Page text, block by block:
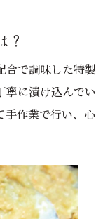
？
合で調味した特製
寧に漬け込んでい
手作業で行い、心